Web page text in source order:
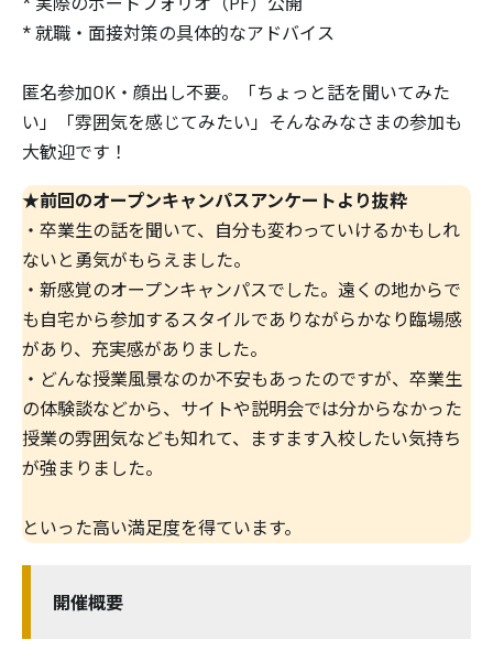
* 就職・面接対策の具体的なアドバイス
匿名参加OK・顔出し不要。「ちょっと話を聞いてみた
い」「雰囲気を感じてみたい」そんなみなさまの参加も
大歓迎です！
★前回のオープンキャンパスアンケートより抜粋
・卒業生の話を聞いて、自分も変わっていけるかもしれ
ないと勇気がもらえました。
・新感覚のオープンキャンパスでした。遠くの地からで
も自宅から参加するスタイルでありながらかなり臨場感
があり、充実感がありました。
・どんな授業風景なのか不安もあったのですが、卒業生
の体験談などから、サイトや説明会では分からなかった
授業の雰囲気なども知れて、ますます入校したい気持ち
が強まりました。
といった高い満足度を得ています。
開催概要